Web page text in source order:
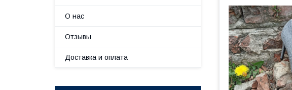
О нас
Отзывы
Доставка и оплата